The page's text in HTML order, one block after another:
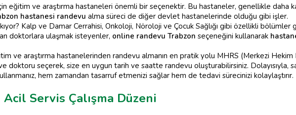
eğitim ve araştırma hastaneleri önemli bir seçenektir. Bu hastaneler, genellikle daha
hastanesi randevu alma süreci de diğer devlet hastanelerinde olduğu gibi işler.
Kalp ve Damar Cerrahisi, Onkoloji, Nöroloji ve Çocuk Sağlığı gibi özellikli bölümler
doktorlara ulaşmak isteyenler, online randevu Trabzon seçeneğini kullanarak
ve araştırma hastanelerinden randevu almanın en pratik yolu MHRS (Merkezi Hekim
seçerek, size en uygun tarih ve saatte randevu oluşturabilirsiniz. Dolayısıyla,
hem zamandan tasarruf etmenizi sağlar hem de tedavi sürecinizi kolaylaştırır.
Servis Çalışma Düzeni